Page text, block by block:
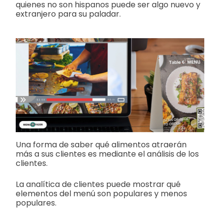
quienes no son hispanos puede ser algo nuevo y
extranjero para su paladar.
Una forma de saber qué alimentos atraerán
más a sus clientes es mediante el análisis de los
clientes.
La analítica de clientes puede mostrar qué
elementos del menú son populares y menos
populares.